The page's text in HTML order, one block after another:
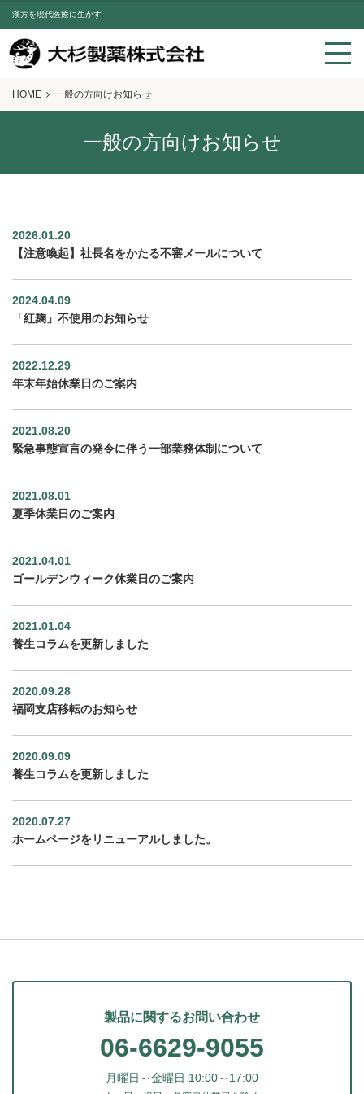
漢方を現代医療に生かす
HOME 一般の方向けお知らせ
一般の方向けお知らせ
2026.01.20
【注意喚起】社長名をかたる不審メールについて
2024.04.09
「紅麹」不使用のお知らせ
2022.12.29
年末年始休業日のご案内
2021.08.20
緊急事態宣言の発令に伴う一部業務体制について
2021.08.01
夏季休業日のご案内
2021.04.01
ゴールデンウィーク休業日のご案内
2021.01.04
養生コラムを更新しました
2020.09.28
福岡支店移転のお知らせ
2020.09.09
養生コラムを更新しました
2020.07.27
ホームページをリニューアルしました。
製品に関するお問い合わせ
06-6629-9055
月曜日～金曜日 10:00～17:00